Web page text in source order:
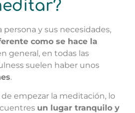
y sus necesidades,
como se hace la
general, en todas las
suelen haber unos
.
empezar la meditación, lo
un lugar tranquilo y